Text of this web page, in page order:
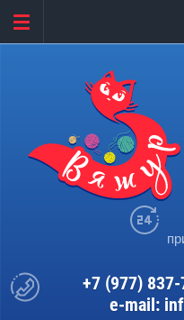
+7 (977)
e-mail: